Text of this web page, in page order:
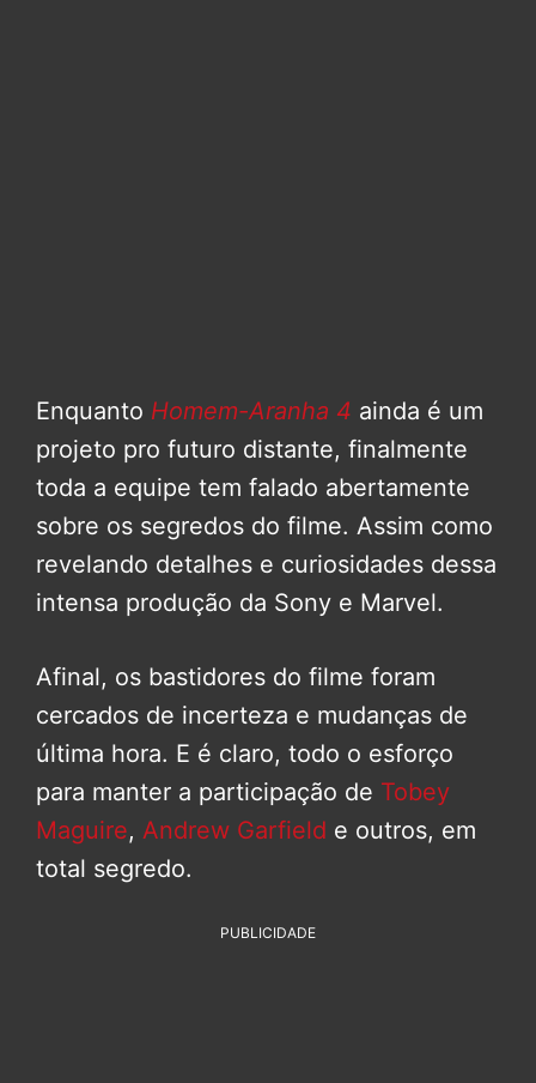
Enquanto Homem-Aranha 4 ainda é um
projeto pro futuro distante, finalmente
toda a equipe tem falado abertamente
sobre os segredos do filme. Assim como
revelando detalhes e curiosidades dessa
intensa produção da Sony e Marvel.
Afinal, os bastidores do filme foram
cercados de incerteza e mudanças de
última hora. E é claro, todo o esforço
para manter a participação de Tobey
Maguire, Andrew Garfield e outros, em
total segredo.
PUBLICIDADE